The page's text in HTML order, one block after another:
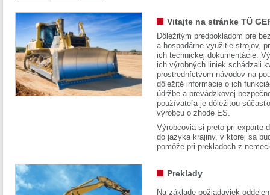
Vitajte na stránke TÜ
Dôležitým predpokladom pre
a hospodárne využitie strojov,
ich technickej dokumentácie.
ich výrobných liniek schádzali
prostredníctvom návodov na
dôležité informácie o ich
údržbe a prevádzkovej
používateľa je dôležitou
výrobcu o zhode ES.
Výrobcovia si preto pri exporte
do jazyka krajiny, v ktorej sa
pomôže pri prekladoch z
Preklady
Na základe požiadaviek